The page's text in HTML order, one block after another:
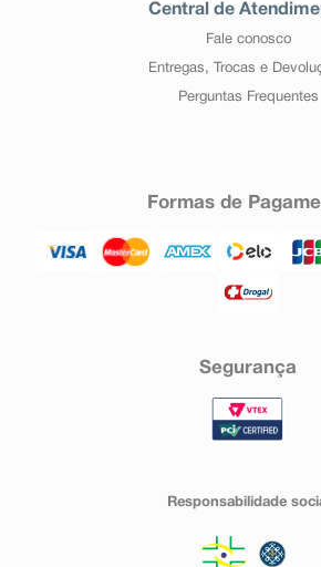
Central de
Fale conosco
Entregas, Trocas e
Perguntas Frequentes
Formas de
Segurança
Responsabilidade